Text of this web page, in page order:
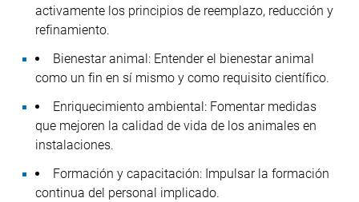
activamente los principios de reemplazo, reducción y
refinamiento.
Bienestar animal: Entender el bienestar animal
como un fin en sí mismo y como requisito científico.
Enriquecimiento ambiental: Fomentar medidas
que mejoren la calidad de vida de los animales en
instalaciones.
Formación y capacitación: Impulsar la formación
continua del personal implicado.